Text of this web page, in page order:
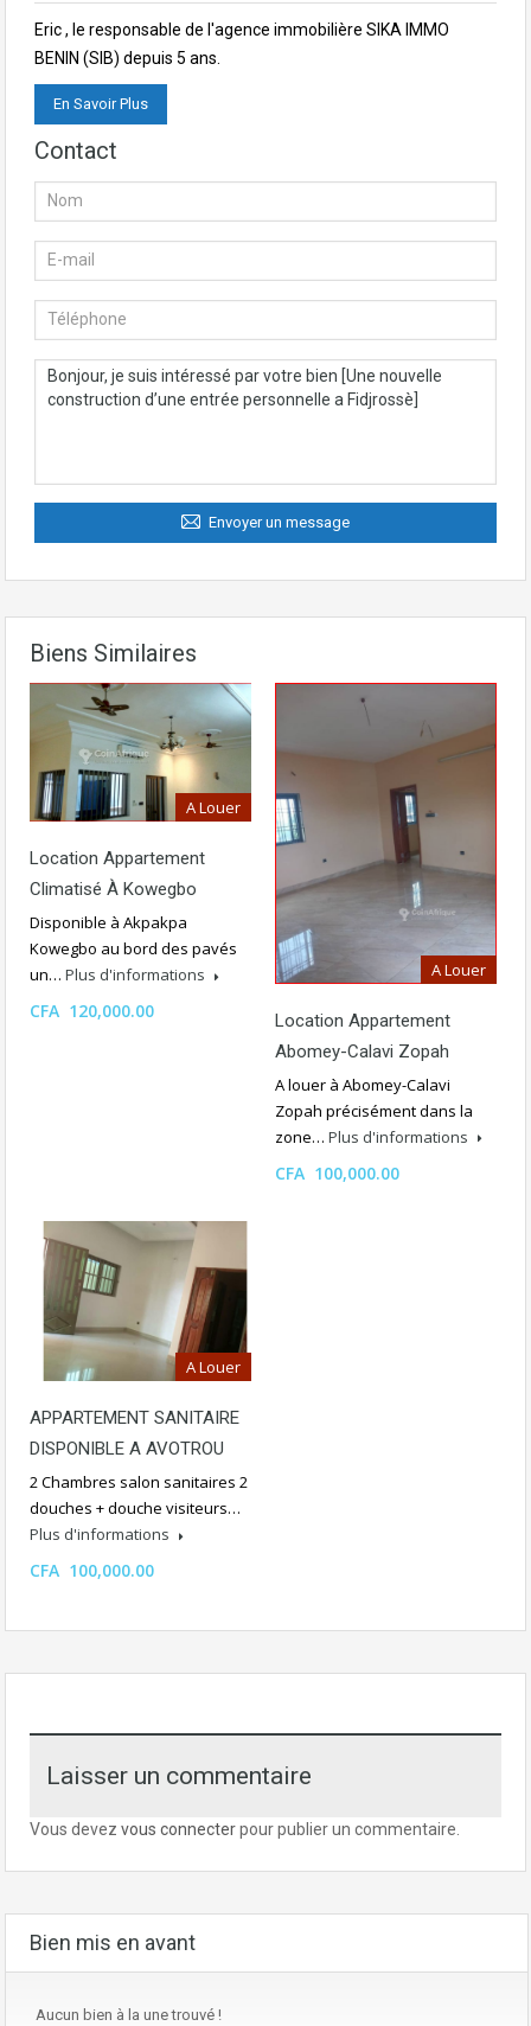
Eric , le responsable de l'agence immobilière SIKA IMMO
BENIN (SIB) depuis 5 ans.
En Savoir Plus
Contact
Envoyer un message
Biens Similaires
A Louer
Location Appartement
Climatisé À Kowegbo
Disponible à Akpakpa
Kowegbo au bord des pavés
un… Plus d'informations
CFA 120,000.00
A Louer
Location Appartement
Abomey-Calavi Zopah
A louer à Abomey-Calavi
Zopah précisément dans la
zone… Plus d'informations
CFA 100,000.00
A Louer
APPARTEMENT SANITAIRE
DISPONIBLE A AVOTROU
2 Chambres salon sanitaires 2
douches + douche visiteurs…
Plus d'informations
CFA 100,000.00
Laisser un commentaire
Vous devez vous connecterpour publier un commentaire.
Bien mis en avant
Aucun bien à la une trouvé !